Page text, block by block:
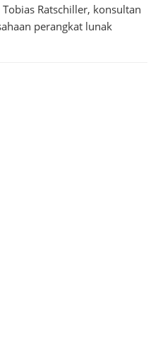
Ratschiller, konsultan
perangkat lunak